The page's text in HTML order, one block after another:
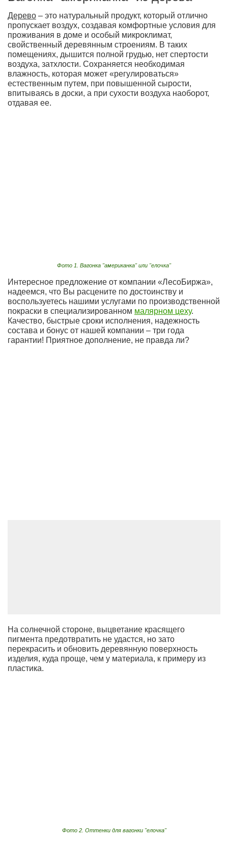
Дерево – это натуральный продукт, который отлично
пропускает воздух, создавая комфортные условия для
проживания в доме и особый микроклимат,
свойственный деревянным строениям. В таких
помещениях, дышится полной грудью, нет спертости
воздуха, затхлости. Сохраняется необходимая
влажность, которая может «регулироваться»
естественным путем, при повышенной сырости,
впитываясь в доски, а при сухости воздуха наоборот,
отдавая ее.
Фото 1. Вагонка "американка" или "елочка"
Интересное предложение от компании «ЛесоБиржа»,
надеемся, что Вы расцените по достоинству и
воспользуетесь нашими услугами по производственной
покраски в специализированном малярном цеху.
Качество, быстрые сроки исполнения, надежность
состава и бонус от нашей компании – три года
гарантии! Приятное дополнение, не правда ли?
На солнечной стороне, выцветание красящего
пигмента предотвратить не удастся, но зато
перекрасить и обновить деревянную поверхность
изделия, куда проще, чем у материала, к примеру из
пластика.
Фото 2. Оттенки для вагонки "елочка"